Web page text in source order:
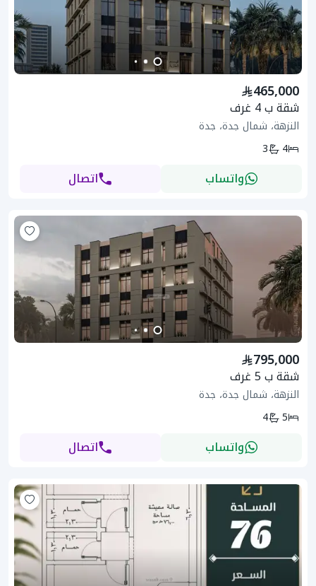
465,000
شقة ب 4 غرف
النزهة، شمال جدة، جدة
4
3
واتساب اتصال
795,000
شقة ب 5 غرف
النزهة، شمال جدة، جدة
5
4
واتساب اتصال